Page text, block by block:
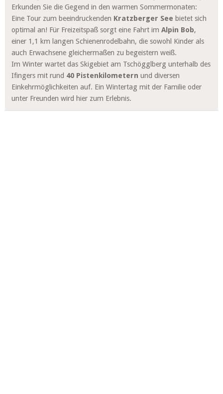
Erkunden Sie die Gegend in den warmen Sommermonaten:
Eine Tour zum beeindruckenden Kratzberger See bietet sich
optimal an! Für Freizeitspaß sorgt eine Fahrt im Alpin Bob,
einer 1,1 km langen Schienenrodelbahn, die sowohl Kinder als
auch Erwachsene gleichermaßen zu begeistern weiß.
Im Winter wartet das Skigebiet am Tschögglberg unterhalb des
Ifingers mit rund 40 Pistenkilometern und diversen
Einkehrmöglichkeiten auf. Ein Wintertag mit der Familie oder
unter Freunden wird hier zum Erlebnis.